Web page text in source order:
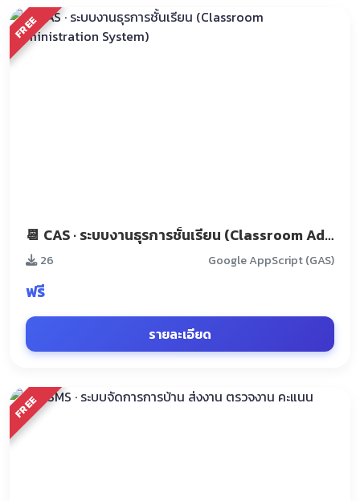
FREE
📆 CAS · ระบบงานธุรการชั้นเรียน (Classroom Administration System)
26 Google AppScript (GAS)
ฟรี
รายละเอียด
FREE